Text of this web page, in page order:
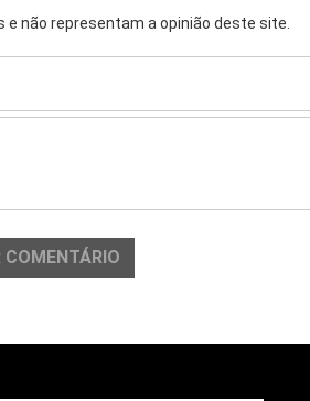
não representam a opinião deste site.
COMENTÁRIO